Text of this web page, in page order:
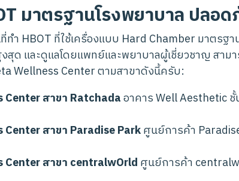
มาตรฐานโรงพยาบาล ปลอ
ำ HBOT ที่ใช้เครื่องแบบ Hard Chamber มาตรฐ
ด และดูแลโดยแพทย์และพยาบาลผู้เชี่ยวชาญ สาม
Wellness Center ตามสาขาดังนี้ครับ:
สาขา Ratchadaอาคาร Well Aesthetic
สาขา Paradise Parkศูนย์การค้า
Center สาขา centralwOrld ศูนย์การค้า